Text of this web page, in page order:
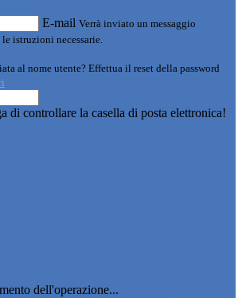
E-mail Verrà inviato un messaggio
istruzioni necessarie.
al nome utente? Effettua il reset della password
di controllare la casella di posta elettronica!
dell'operazione...